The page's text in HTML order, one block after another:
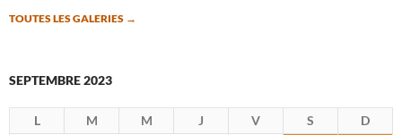
TOUTES LES GALERIES →
SEPTEMBRE 2023
L M M J V S
D